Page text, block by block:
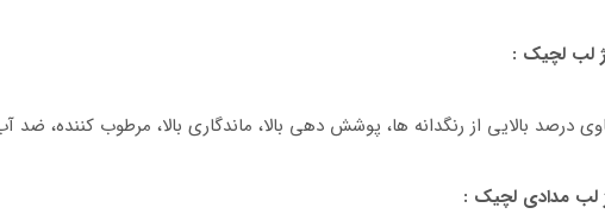
لب لچیک :
درصد بالایی از رنگدانه ها، پوشش دهی بالا، ماندگاری بالا، مرطوب کننده،
لب مدادی لچیک :